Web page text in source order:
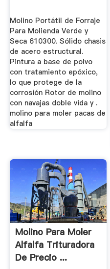
Molino Portátil de Forraje
Para Molienda Verde y
Seca 610300. Sólido chasis
de acero estructural.
Pintura a base de polvo
con tratamiento epóxico,
lo que protege de la
corrosión Rotor de molino
con navajas doble vida y .
molino para moler pacas de
alfalfa
Molino Para Moler
Alfalfa Trituradora
De Precio ...